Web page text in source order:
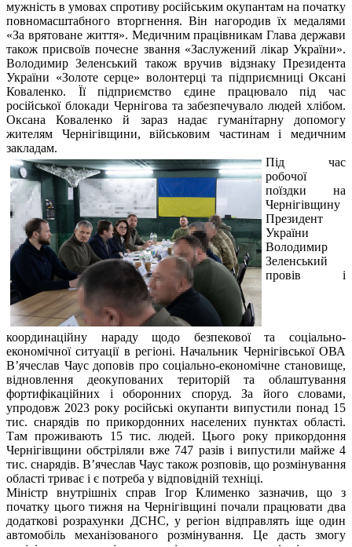
мужність в умовах спротиву російським окупантам на початку
повномасштабного вторгнення. Він нагородив їх медалями
«За врятоване життя». Медичним працівникам Глава держави
також присвоїв почесне звання «Заслужений лікар України».
Володимир Зеленський також вручив відзнаку Президента
України «Золоте серце» волонтерці та підприємниці Оксані
Коваленко. Її підприємство єдине працювало під час
російської блокади Чернігова та забезпечувало людей хлібом.
Оксана Коваленко й зараз надає гуманітарну допомогу
жителям Чернігівщини, військовим частинам і медичним
закладам.
Під час
робочої
поїздки на
Чернігівщину
Президент
України
Володимир
Зеленський
провів і
координаційну нараду щодо безпекової та соціально-
економічної ситуації в регіоні. Начальник Чернігівської ОВА
В’ячеслав Чаус доповів про соціально-економічне становище,
відновлення деокупованих територій та облаштування
фортифікаційних і оборонних споруд. За його словами,
упродовж 2023 року російські окупанти випустили понад 15
тис. снарядів по прикордонних населених пунктах області.
Там проживають 15 тис. людей. Цього року прикордоння
Чернігівщини обстріляли вже 747 разів і випустили майже 4
тис. снарядів. В’ячеслав Чаус також розповів, що розмінування
області триває і є потреба у відповідній техніці.
Міністр внутрішніх справ Ігор Клименко зазначив, що з
початку цього тижня на Чернігівщині почали працювати два
додаткові розрахунки ДСНС, у регіон відправлять іще один
автомобіль механізованого розмінування. Це дасть змогу